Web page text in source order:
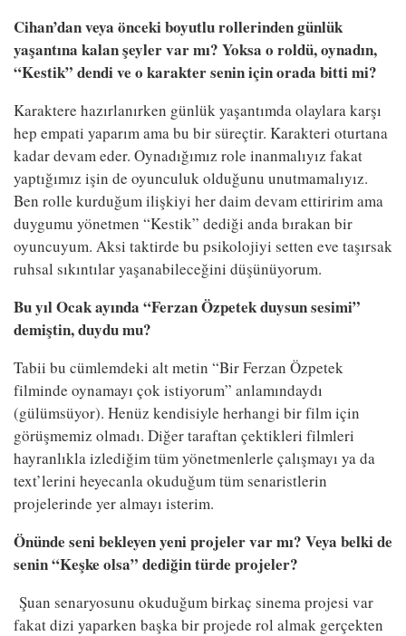
Cihan’dan veya önceki boyutlu rollerinden günlük
yaşantına kalan şeyler var mı? Yoksa o roldü, oynadın,
“Kestik” dendi ve o karakter senin için orada bitti mi?
Karaktere hazırlanırken günlük yaşantımda olaylara karşı
hep empati yaparım ama bu bir süreçtir. Karakteri oturtana
kadar devam eder. Oynadığımız role inanmalıyız fakat
yaptığımız işin de oyunculuk olduğunu unutmamalıyız.
Ben rolle kurduğum ilişkiyi her daim devam ettiririm ama
duygumu yönetmen “Kestik” dediği anda bırakan bir
oyuncuyum. Aksi taktirde bu psikolojiyi setten eve taşırsak
ruhsal sıkıntılar yaşanabileceğini düşünüyorum.
Bu yıl Ocak ayında “Ferzan Özpetek duysun sesimi”
demiştin, duydu mu?
Tabii bu cümlemdeki alt metin “Bir Ferzan Özpetek
filminde oynamayı çok istiyorum” anlamındaydı
(gülümsüyor). Henüz kendisiyle herhangi bir film için
görüşmemiz olmadı. Diğer taraftan çektikleri filmleri
hayranlıkla izlediğim tüm yönetmenlerle çalışmayı ya da
text’lerini heyecanla okuduğum tüm senaristlerin
projelerinde yer almayı isterim.
Önünde seni bekleyen yeni projeler var mı? Veya belki de
senin “Keşke olsa” dediğin türde projeler?
Şuan senaryosunu okuduğum birkaç sinema projesi var
fakat dizi yaparken başka bir projede rol almak gerçekten